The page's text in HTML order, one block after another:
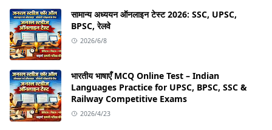
सामान्य अध्ययन ऑनलाइन टेस्ट 2026: SSC, UPSC,
BPSC, रेलवे
2026/6/8
भारतीय भाषाएँ MCQ Online Test – Indian
Languages Practice for UPSC, BPSC, SSC &
Railway Competitive Exams
2026/4/23